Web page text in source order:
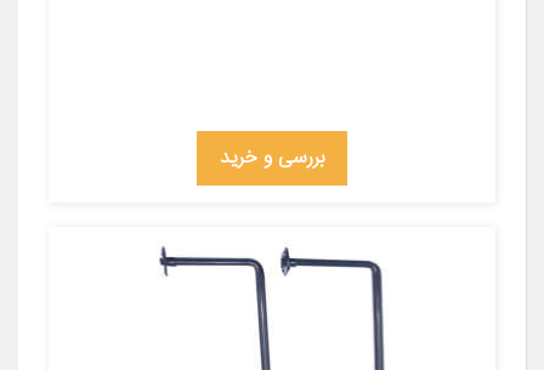
بررسی و خرید